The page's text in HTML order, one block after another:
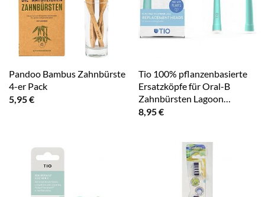
Pandoo Bambus Zahnbürste
4-er Pack
5,95€
Tio 100% pflanzenbasierte
Ersatzköpfe für Oral-B
Zahnbürsten Lagoon…
8,95€